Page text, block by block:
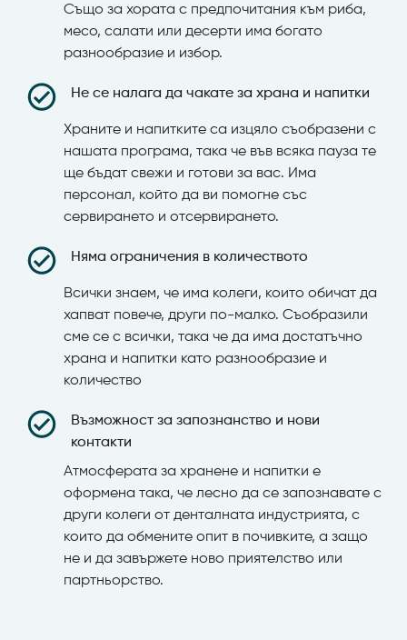
Също за хората с предпочитания към риба,
месо, салати или десерти има богато
разнообразие и избор.
Не се налага да чакате за храна и напитки
Храните и напитките са изцяло съобразени с
нашата програма, така че във всяка пауза те
ще бъдат свежи и готови за вас. Има
персонал, който да ви помогне със
сервирането и отсервирането.
Няма ограничения в количеството
Всички знаем, че има колеги, които обичат да
хапват повече, други по-малко. Съобразили
сме се с всички, така че да има достатъчно
храна и напитки като разнообразие и
количество
Възможност за запознанство и нови
контакти
Атмосферата за хранене и напитки е
оформена така, че лесно да се запознавате с
други колеги от денталната индустрията, с
които да обмените опит в почивките, а защо
не и да завържете ново приятелство или
партньорство.